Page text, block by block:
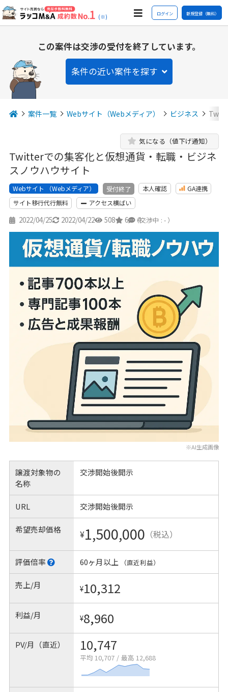
(※) ログイン 新規登録（無料）
この案件は交渉の受付を終了しています。
条件の近い案件を探す
案件一覧 Webサイト（Webメディア） ビジネス
Twitterでの集客化と仮想通貨・転職・ビジネ
スノウハウサイト
気になる（値下げ通知）
Webサイト （Webメディア） 受付終了 本人確認
GA連携
サイト移行代行無料
アクセス横ばい
2022/04/25 2022/04/22 508 6 4
（交渉中 : - ）
※AI生成画像
譲渡対象物の
名称
交渉開始後開示
URL 交渉開始後開示
希望売却価格 ¥1,500,000 （税込）
評価倍率 60ヶ月以上 （直近利益）
売上/月 ¥10,312
利益/月 ¥8,960
PV/月（直近） 10,747
平均 10,707 / 最高 12,688